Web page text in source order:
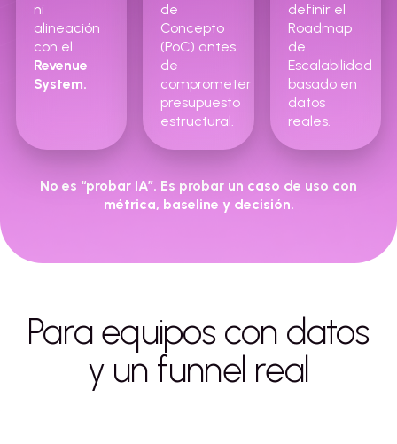
ni
alineación
con el
Revenue
System.
de
Concepto
(PoC) antes
de
comprometer
presupuesto
estructural.
definir el
Roadmap
de
Escalabilidad
basado en
datos
reales.
No es “probar IA”. Es probar un caso de uso con
métrica, baseline y decisión.
Para equipos con datos
y un funnel real